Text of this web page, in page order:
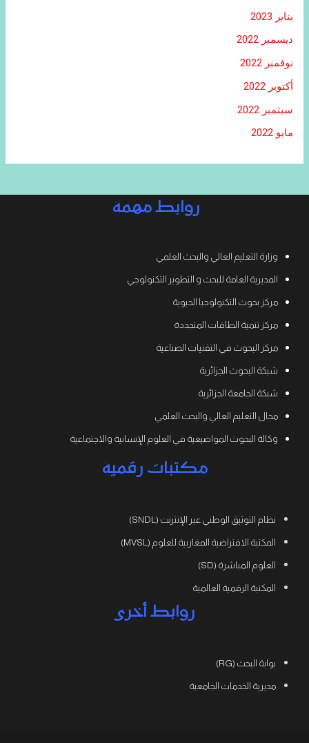
يناير 2023
ديسمبر 2022
نوفمبر 2022
أكتوبر 2022
سبتمبر 2022
مايو 2022
روابط مهمة
وزارة التعليم العالي والبحث العلمي
المديرية العامة للبحث و التطوير التكنولوجي
مركز بحوث التكنولوجيا الحيوية
مركز تنمية الطاقات المتجددة
مركز البحوث في التقنيات الصناعية
شبكة البحوث الجزائرية
شبكة الجامعة الجزائرية
مجال التعليم العالي والبحث العلمي
وكالة البحوث المواضيعية في العلوم الإنسانية والاجتماعية
مكتبات رقمية
نظام التوثيق الوطني عبر الإنترنت (SNDL)
المكتبة الافتراضية المغاربية للعلوم (MVSL)
العلوم المباشرة (SD)
المكتبة الرقمية العالمية
روابط أخرى
بوابة البحث (RG)
مديرية الخدمات الجامعية